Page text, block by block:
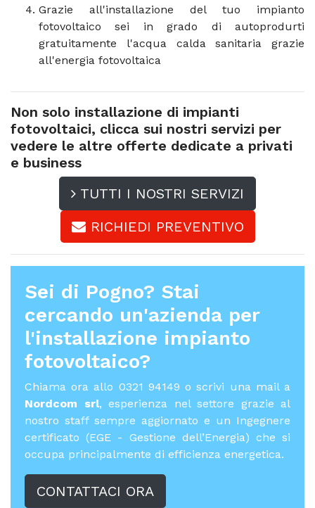
Grazie all'installazione del tuo impianto
fotovoltaico sei in grado di autoprodurti
gratuitamente l'acqua calda sanitaria grazie
all'energia fotovoltaica
Non solo installazione di impianti
fotovoltaici, clicca sui nostri servizi per
vedere le altre offerte dedicate a privati
e business
TUTTI I NOSTRI SERVIZI
RICHIEDI PREVENTIVO
Sei di Pogno? Stai
cercando un'azienda per
l'installazione impianto
fotovoltaico?
Chiama ora allo 0321 94149 o scrivi una mail a
Nordcom srl, esperienza nel settore grazie al
nostro staff sempre aggiornato e un Ingegnere
certificato (EGE - Gestione dell’Energia) che si
occupa principalmente di efficienza energetica.
CONTATTACI ORA